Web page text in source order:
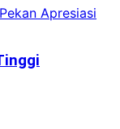
Apresiasi